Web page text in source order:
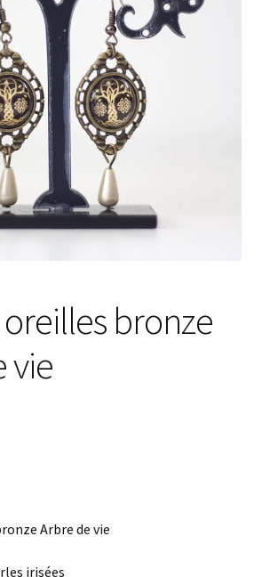
bronze
vie
Arbre de vie
irisées